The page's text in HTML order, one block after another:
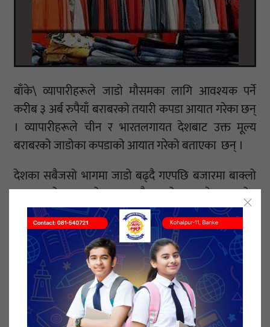
बाँके\ व्यापारीहरूले जाडो मौसमका लागि आवश्यक पर्ने
करीब ३ अर्ब रुपैयाँ बराबरको तयारी कपडा आयात गरेका छन्
। व्यापारीहरूले चीन र भारतलगायत देशबाट उक्त मूल्य
बराबरको जाडोका कपडाको आयात गरेको बताएका छन् ।
देशका सबैजसो भागमा जाडो बढ्दै गएपछि बजारमा बाक्लो
तथा न्यानो कपडाको माग बढ्दै गएको छ । नेपाल उद्योग
वाणिज्य महासंघका मेला समिति सभापति तथा लामो
समयदेखि नेपाल चीन व्यापारमा संलग्न दिलसुन्दर श्रेष्ठले
नेपालमा जाडो मौसमका लागि हरेक वर्ष करीब ३ अर्ब रुपैयाँ
बराबरको लत्ताकपडा आयात हुुने गरेको बताए । आर्थिक
अभियानमा खबर छ ।
५ मंसिर २०७८, आईतवार प्रकाशित